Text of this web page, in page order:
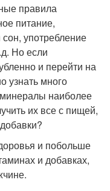
правила
питание,
употребление
Но если
и перейти на
узнать много
наиболее
их все с пищей,
и побольше
и добавках,